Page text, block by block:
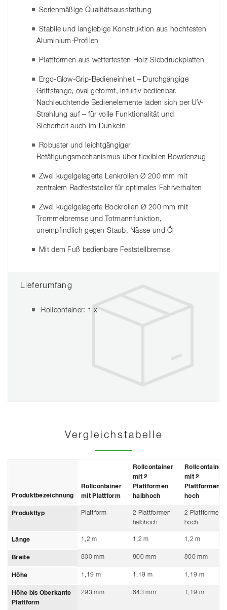
Serienmäßige Qualitätsausstattung
Stabile und langlebige Konstruktion aus hochfesten
Aluminium-Profilen
Plattformen aus wetterfesten Holz-Siebdruckplatten
Ergo-Glow-Grip-Bedieneinheit – Durchgängige
Griffstange, oval geformt, intuitiv bedienbar.
Nachleuchtende Bedienelemente laden sich per UV-
Strahlung auf – für volle Funktionalität und
Sicherheit auch im Dunkeln
Robuster und leichtgängiger
Betätigungsmechanismus über flexiblen Bowdenzug
Zwei kugelgelagerte Lenkrollen Ø 200 mm mit
zentralem Radfeststeller für optimales Fahrverhalten
Zwei kugelgelagerte Bockrollen Ø 200 mm mit
Trommelbremse und Totmannfunktion,
unempfindlich gegen Staub, Nässe und Öl
Mit dem Fuß bedienbare Feststellbremse
Lieferumfang
Rollcontainer: 1 x
Vergleichstabelle
Produktbezeichnung
Rollcontainer
mit Plattform
Rollcontainer
mit 2
Plattformen
halbhoch
Rollcontainer
mit 2
Plattformen
hoch
Produkttyp Plattform
2 Plattformen
halbhoch
2 Plattformen
hoch
Länge 1,2 m 1,2 m 1,2 m
Breite 800 mm 800 mm 800 mm
Höhe 1,19 m 1,19 m 1,19 m
Höhe bis Oberkante
Plattform
293 mm 843 mm 1,19 m